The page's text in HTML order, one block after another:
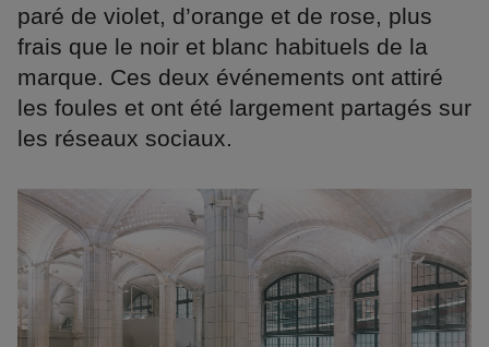
paré de violet, d’orange et de rose, plus
frais que le noir et blanc habituels de la
marque. Ces deux événements ont attiré
les foules et ont été largement partagés sur
les réseaux sociaux.